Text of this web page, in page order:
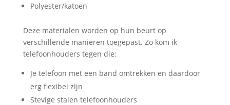
Polyester/katoen
Deze materialen worden op hun beurt op
verschillende manieren toegepast. Zo kom ik
telefoonhouders tegen die:
Je telefoon met een band omtrekken en daardoor
erg flexibel zijn
Stevige stalen telefoonhouders